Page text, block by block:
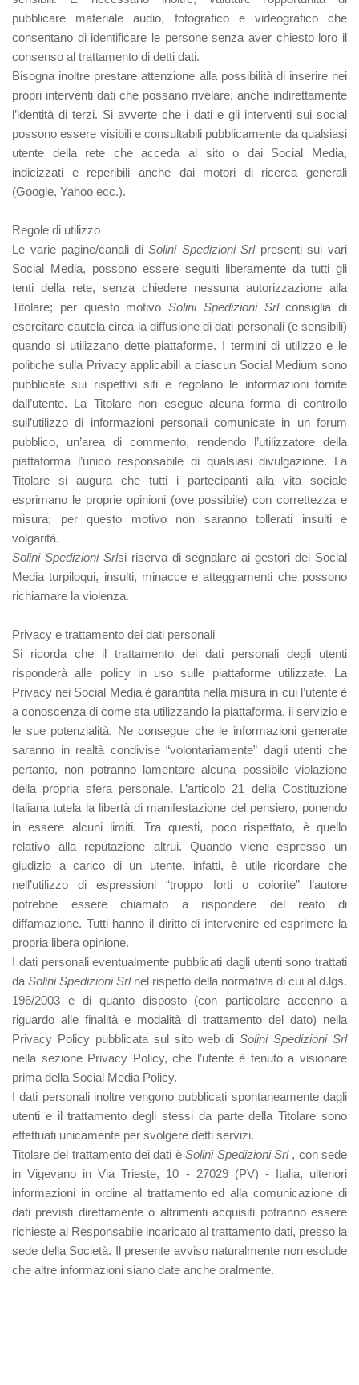
pubblicare materiale audio, fotografico e videografico che
consentano di identificare le persone senza aver chiesto loro il
consenso al trattamento di detti dati.
Bisogna inoltre prestare attenzione alla possibilità di inserire nei
propri interventi dati che possano rivelare, anche indirettamente
l’identità di terzi. Si avverte che i dati e gli interventi sui social
possono essere visibili e consultabili pubblicamente da qualsiasi
utente della rete che acceda al sito o dai Social Media,
indicizzati e reperibili anche dai motori di ricerca generali
(Google, Yahoo ecc.).
Regole di utilizzo
Le varie pagine/canali diSolini Spedizioni Srl presenti sui vari
Social Media, possono essere seguiti liberamente da tutti gli
tenti della rete, senza chiedere nessuna autorizzazione alla
Titolare; per questo motivo Solini Spedizioni Srl consiglia di
esercitare cautela circa la diffusione di dati personali (e sensibili)
quando si utilizzano dette piattaforme. I termini di utilizzo e le
politiche sulla Privacy applicabili a ciascun Social Medium sono
pubblicate sui rispettivi siti e regolano le informazioni fornite
dall’utente. La Titolare non esegue alcuna forma di controllo
sull’utilizzo di informazioni personali comunicate in un forum
pubblico, un’area di commento, rendendo l’utilizzatore della
piattaforma l’unico responsabile di qualsiasi divulgazione. La
Titolare si augura che tutti i partecipanti alla vita sociale
esprimano le proprie opinioni (ove possibile) con correttezza e
misura; per questo motivo non saranno tollerati insulti e
volgarità.
Solini Spedizioni Srlsi riserva di segnalare ai gestori dei Social
Media turpiloqui, insulti, minacce e atteggiamenti che possono
richiamare la violenza.
Privacy e trattamento dei dati personali
Si ricorda che il trattamento dei dati personali degli utenti
risponderà alle policy in uso sulle piattaforme utilizzate. La
Privacy nei Social Media è garantita nella misura in cui l’utente è
a conoscenza di come sta utilizzando la piattaforma, il servizio e
le sue potenzialità. Ne consegue che le informazioni generate
saranno in realtà condivise “volontariamente” dagli utenti che
pertanto, non potranno lamentare alcuna possibile violazione
della propria sfera personale. L’articolo 21 della Costituzione
Italiana tutela la libertà di manifestazione del pensiero, ponendo
in essere alcuni limiti. Tra questi, poco rispettato, è quello
relativo alla reputazione altrui. Quando viene espresso un
giudizio a carico di un utente, infatti, è utile ricordare che
nell’utilizzo di espressioni “troppo forti o colorite” l’autore
potrebbe essere chiamato a rispondere del reato di
diffamazione. Tutti hanno il diritto di intervenire ed esprimere la
propria libera opinione.
I dati personali eventualmente pubblicati dagli utenti sono trattati
da Solini Spedizioni Srl nel rispetto della normativa di cui al d.lgs.
196/2003 e di quanto disposto (con particolare accenno a
riguardo alle finalità e modalità di trattamento del dato) nella
Privacy Policy pubblicata sul sito web diSolini Spedizioni Srl
nella sezione Privacy Policy, che l’utente è tenuto a visionare
prima della Social Media Policy.
I dati personali inoltre vengono pubblicati spontaneamente dagli
utenti e il trattamento degli stessi da parte della Titolare sono
effettuati unicamente per svolgere detti servizi.
Titolare del trattamento dei dati èSolini Spedizioni Srl , con sede
in Vigevano in Via Trieste, 10 - 27029 (PV) ‐ Italia, ulteriori
informazioni in ordine al trattamento ed alla comunicazione di
dati previsti direttamente o altrimenti acquisiti potranno essere
richieste al Responsabile incaricato al trattamento dati, presso la
sede della Società. Il presente avviso naturalmente non esclude
che altre informazioni siano date anche oralmente.